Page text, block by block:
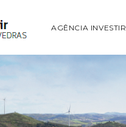
AGÊNCIA INVESTIR